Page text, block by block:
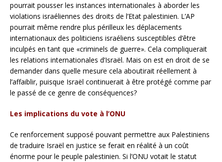
pourrait pousser les instances internationales à aborder les
violations israéliennes des droits de l’Etat palestinien. L’AP
pourrait même rendre plus périlleux les déplacements
internationaux des politiciens israéliens susceptibles d’être
inculpés en tant que «criminels de guerre». Cela compliquerait
les relations internationales d’Israël. Mais on est en droit de se
demander dans quelle mesure cela aboutirait réellement à
l’affaiblir, puisque Israël continuerait à être protégé comme par
le passé de ce genre de conséquences?
Les implications du vote à l’ONU
Ce renforcement supposé pouvant permettre aux Palestiniens
de traduire Israël en justice se ferait en réalité à un coût
énorme pour le peuple palestinien. Si l’ONU votait le statut